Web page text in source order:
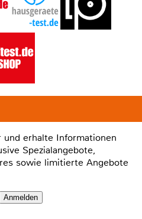
erhalte Informationen
Spezialangebote,
sowie limitierte Angebote